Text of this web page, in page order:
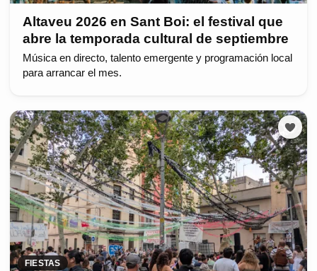
Altaveu 2026 en Sant Boi: el festival que
abre la temporada cultural de septiembre
Música en directo, talento emergente y programación local
para arrancar el mes.
FIESTAS